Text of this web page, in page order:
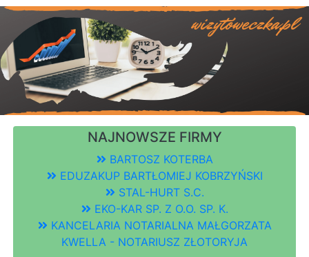
NAJNOWSZE FIRMY
BARTOSZ KOTERBA
EDUZAKUP BARTŁOMIEJ KOBRZYŃSKI
STAL-HURT S.C.
EKO-KAR SP. Z O.O. SP. K.
KANCELARIA NOTARIALNA MAŁGORZATA
KWELLA - NOTARIUSZ ZŁOTORYJA